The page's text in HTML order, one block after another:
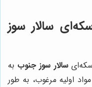
سالار سوز
سالار سوز جنوب به
اولیه مرغوب، به طور